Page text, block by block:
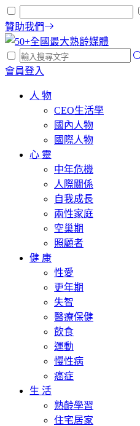
贊助我們
會員登入
人 物
CEO生活學
國內人物
國際人物
心 靈
中年危機
人際關係
自我成長
兩性家庭
空巢期
照顧者
健 康
性愛
更年期
失智
醫療保健
飲食
運動
慢性病
癌症
生 活
熟齡學習
住宅居家